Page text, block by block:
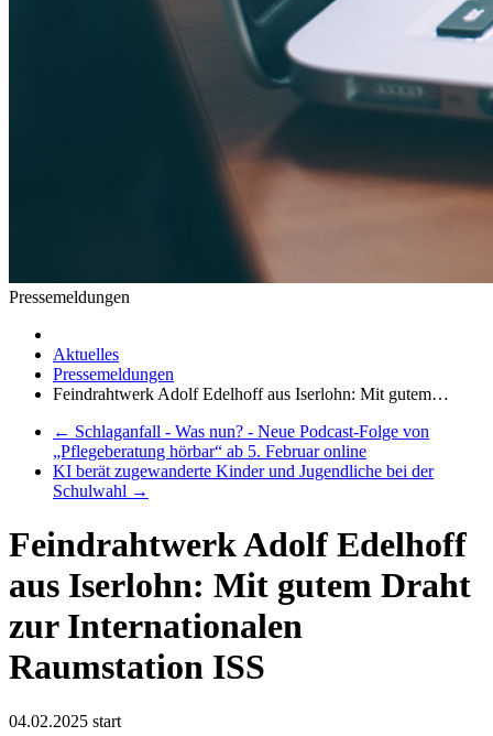
Pressemeldungen
Aktuelles
Pressemeldungen
Feindrahtwerk Adolf Edelhoff aus Iserlohn: Mit gutem…
← Schlaganfall - Was nun? - Neue Podcast-Folge von
„Pflegeberatung hörbar“ ab 5. Februar online
KI berät zugewanderte Kinder und Jugendliche bei der
Schulwahl →
Feindrahtwerk Adolf Edelhoff
aus Iserlohn: Mit gutem Draht
zur Internationalen
Raumstation ISS
04.02.2025 start